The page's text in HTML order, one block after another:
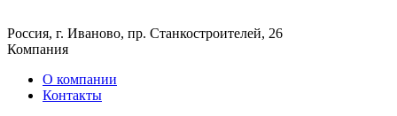
Россия, г. Иваново, пр. Станкостроителей, 26
Компания
О компании
Контакты